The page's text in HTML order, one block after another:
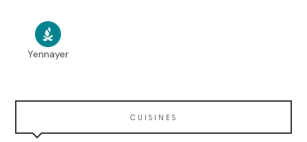
Yennayer
CUISINES